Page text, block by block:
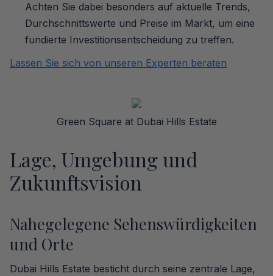
Achten Sie dabei besonders auf aktuelle Trends,
Durchschnittswerte und Preise im Markt, um eine
fundierte Investitionsentscheidung zu treffen.
Lassen Sie sich von unseren Experten beraten
Green Square at Dubai Hills Estate
Lage, Umgebung und
Zukunftsvision
Nahegelegene Sehenswürdigkeiten
und Orte
Dubai Hills Estate besticht durch seine zentrale Lage,